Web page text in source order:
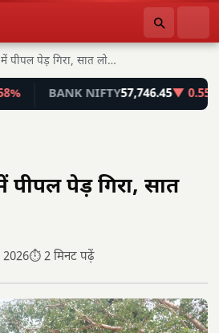
सुशासन तिहार में पीपल पेड़ गिरा, सात लोग…
BANK NIFTY57,746.45▼ 0.55%
पीपल पेड़ गिरा, सात
⏱️ 2 मिनट पढ़ें